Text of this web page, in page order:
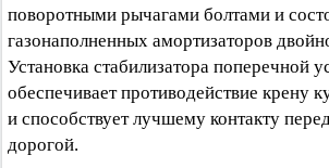
поворотными рычагами болтами и
газонаполненных амортизаторов
Установка стабилизатора поперечной
обеспечивает противодействие крену
и способствует лучшему контакту
дорогой.